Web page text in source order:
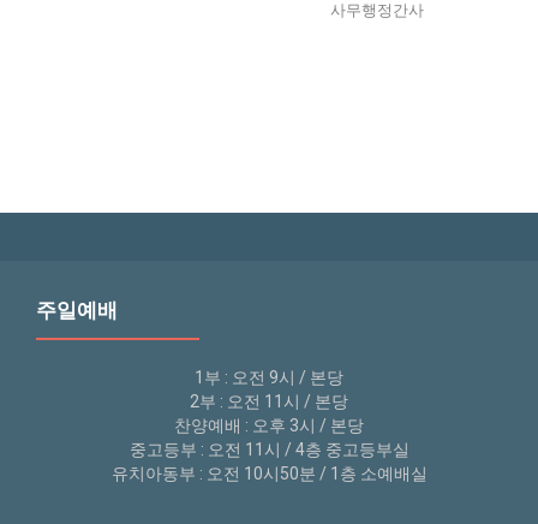
사무행정간사
주일예배
1부 : 오전 9시 / 본당
2부 : 오전 11시 / 본당
찬양예배 : 오후 3시 / 본당
중고등부 : 오전 11시 / 4층 중고등부실
유치아동부 : 오전 10시50분 / 1층 소예배실